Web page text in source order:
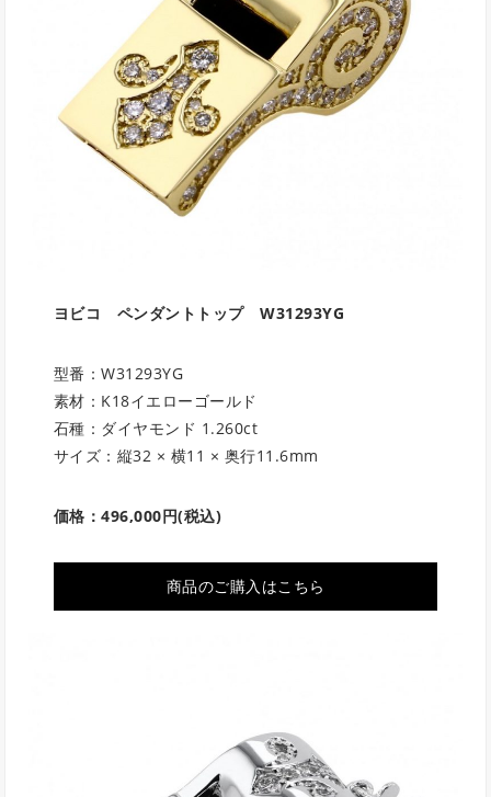
ヨビコ ペンダントトップ W31293YG
型番：W31293YG
素材：K18イエローゴールド
石種：ダイヤモンド 1.260ct
サイズ：縦32 × 横11 × 奥行11.6mm
価格：496,000円(税込)
商品のご購入はこちら